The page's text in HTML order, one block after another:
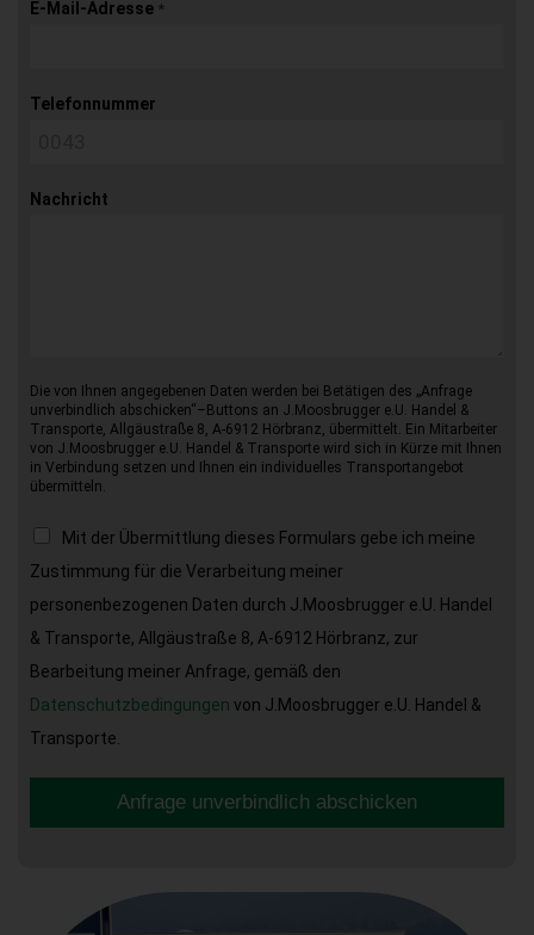
E-Mail-Adresse *
Telefonnummer
Nachricht
Die von Ihnen angegebenen Daten werden bei Betätigen des „Anfrage
unverbindlich abschicken“–Buttons an J.Moosbrugger e.U. Handel &
Transporte, Allgäustraße 8, A-6912 Hörbranz, übermittelt. Ein Mitarbeiter
von J.Moosbrugger e.U. Handel & Transporte wird sich in Kürze mit Ihnen
in Verbindung setzen und Ihnen ein individuelles Transportangebot
übermitteln.
Mit der Übermittlung dieses Formulars gebe ich meine
Zustimmung für die Verarbeitung meiner
personenbezogenen Daten durch J.Moosbrugger e.U. Handel
& Transporte, Allgäustraße 8, A-6912 Hörbranz, zur
Bearbeitung meiner Anfrage, gemäß den
Datenschutzbedingungen von J.Moosbrugger e.U. Handel &
Transporte.
Anfrage unverbindlich abschicken